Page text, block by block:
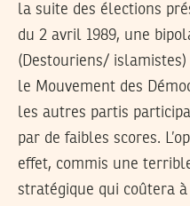
la suite des élections
du 2 avril 1989, une
(Destouriens/
le Mouvement des
les autres partis
par de faibles scores.
effet, commis une
stratégique qui coûtera